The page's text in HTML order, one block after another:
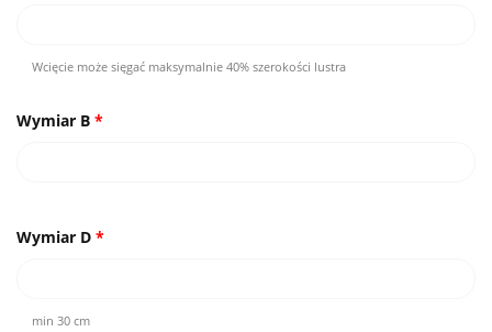
Wcięcie może sięgać maksymalnie 40% szerokości lustra
*
Wymiar B
*
Wymiar D
min 30 cm